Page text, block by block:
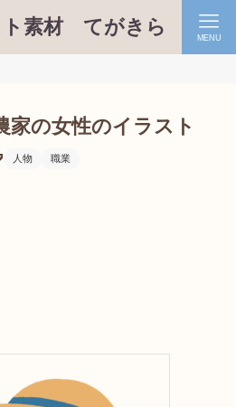
ト素材 てがきら MENU
家の女性のイラスト
人物 職業